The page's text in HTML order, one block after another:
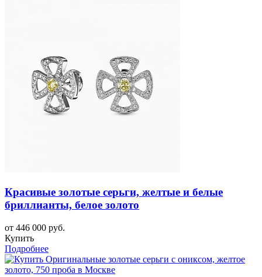
Красивые золотые серьги, желтые и белые
бриллианты, белое золото
от 446 000 руб.
Купить
Подробнее